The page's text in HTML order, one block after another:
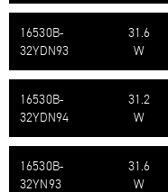
16530B-​
32YDN93
31.6
W
16530B-​
32YDN94
31.2
W
16530B-​
32YN93
31.6
W